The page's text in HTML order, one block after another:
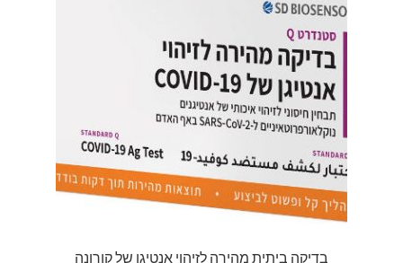
בדיקה ביתית מהירה לזיהוי אנטיגן של קורונה